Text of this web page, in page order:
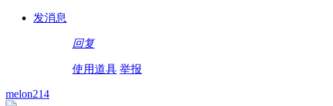
发消息
回复
使用道具 举报
melon214